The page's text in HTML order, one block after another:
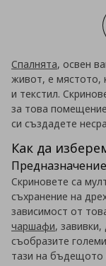
Спалнята, освен
живот, е мястото,
и текстил.
за това
си създадете
Как да
Предназначение
Скриновете са
съхранение на
зависимост от
чаршафи,
съобразите
тази на